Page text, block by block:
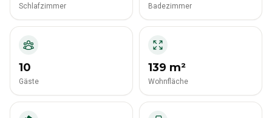
Schlafzimmer Badezimmer
10
Gäste
139 m²
Wohnfläche